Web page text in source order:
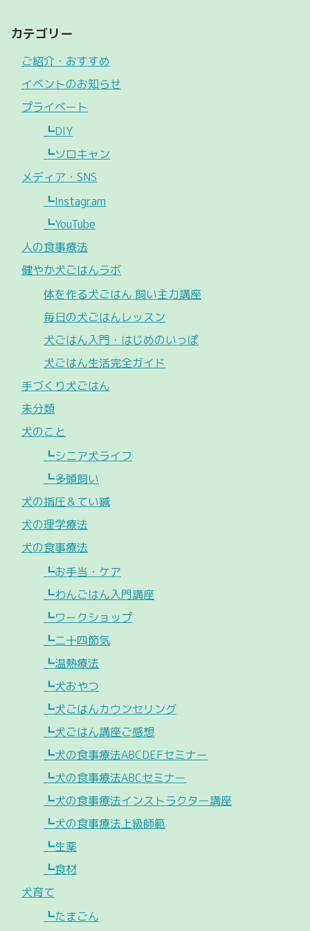
カテゴリー
ご紹介・おすすめ
イベントのお知らせ
プライベート
┗DIY
┗ソロキャン
メディア・SNS
┗Instagram
┗YouTube
人の食事療法
健やか犬ごはんラボ
体を作る犬ごはん 飼い主力講座
毎日の犬ごはんレッスン
犬ごはん入門・はじめのいっぽ
犬ごはん生活完全ガイド
手づくり犬ごはん
未分類
犬のこと
┗シニア犬ライフ
┗多頭飼い
犬の指圧＆てい鍼
犬の理学療法
犬の食事療法
┗お手当・ケア
┗わんごはん入門講座
┗ワークショップ
┗二十四節気
┗温熱療法
┗犬おやつ
┗犬ごはんカウンセリング
┗犬ごはん講座ご感想
┗犬の食事療法ABCDEFセミナー
┗犬の食事療法ABCセミナー
┗犬の食事療法インストラクター講座
┗犬の食事療法上級師範
┗生薬
┗食材
犬育て
┗たまごん